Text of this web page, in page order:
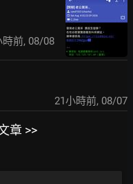
時前, 08/08
21小時前, 08/07
章 >>